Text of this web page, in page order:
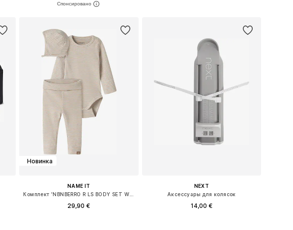
Добавить в корзину
Новинка
NAME IT
Комплект 'NBNBERRO R LS BODY SET WITH HAT'
29,90 €
NEXT
Аксессуары для колясок
14,00 €